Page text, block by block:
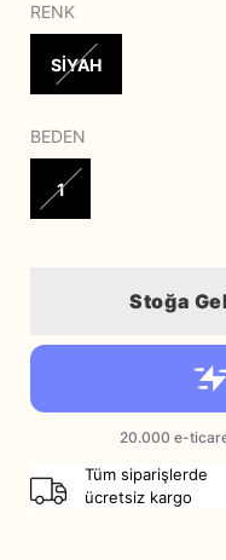
RENK
SİYAH
BEDEN
1
Stoğa
Tüm siparişlerde
ücretsiz kargo